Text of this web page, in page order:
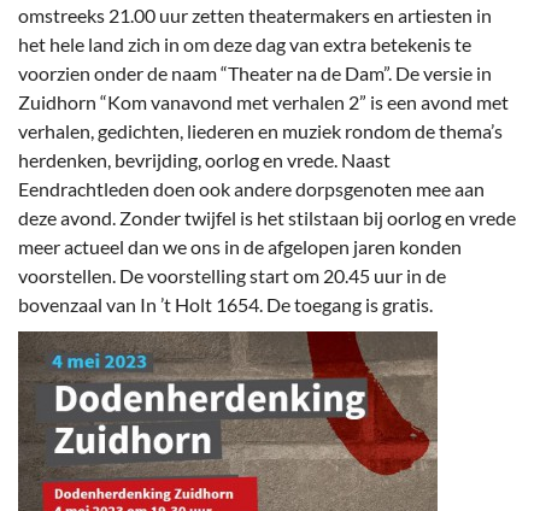
omstreeks 21.00 uur zetten theatermakers en artiesten in
het hele land zich in om deze dag van extra betekenis te
voorzien onder de naam “Theater na de Dam”. De versie in
Zuidhorn “Kom vanavond met verhalen 2” is een avond met
verhalen, gedichten, liederen en muziek rondom de thema’s
herdenken, bevrijding, oorlog en vrede. Naast
Eendrachtleden doen ook andere dorpsgenoten mee aan
deze avond. Zonder twijfel is het stilstaan bij oorlog en vrede
meer actueel dan we ons in de afgelopen jaren konden
voorstellen. De voorstelling start om 20.45 uur in de
bovenzaal van In ’t Holt 1654. De toegang is gratis.